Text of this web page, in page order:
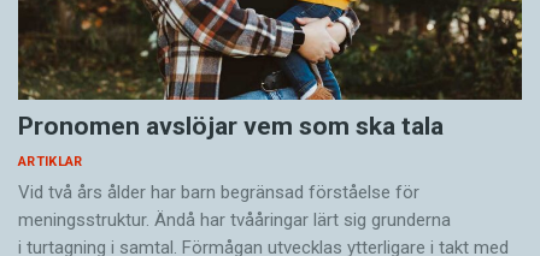
Pronomen avslöjar vem som ska tala
ARTIKLAR
Vid två års ålder har barn begränsad förståelse för
meningsstruktur. Ändå har tvååringar lärt sig grunderna
i turtagning i samtal. Förmågan utvecklas ytterligare i takt med